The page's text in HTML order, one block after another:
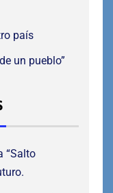
país
un pueblo”
“Salto